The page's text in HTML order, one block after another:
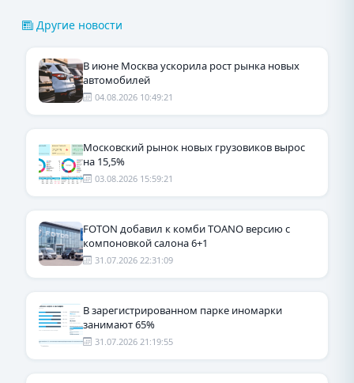
Другие новости
В июне Москва ускорила рост рынка новых
автомобилей
04.08.2026 10:49:21
Московский рынок новых грузовиков вырос
на 15,5%
03.08.2026 15:59:21
FOTON добавил к комби TOANO версию с
компоновкой салона 6+1
31.07.2026 22:31:09
В зарегистрированном парке иномарки
занимают 65%
31.07.2026 21:19:55